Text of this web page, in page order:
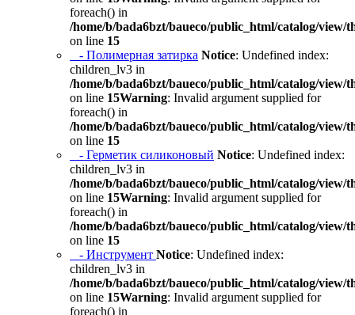
foreach() in
/home/b/bada6bzt/baueco/public_html/catalog/view/
on line 15
- Полимерная затирка Notice: Undefined index:
children_lv3 in
/home/b/bada6bzt/baueco/public_html/catalog/view/
on line 15Warning: Invalid argument supplied for
foreach() in
/home/b/bada6bzt/baueco/public_html/catalog/view/
on line 15
- Герметик силиконовый Notice: Undefined index:
children_lv3 in
/home/b/bada6bzt/baueco/public_html/catalog/view/
on line 15Warning: Invalid argument supplied for
foreach() in
/home/b/bada6bzt/baueco/public_html/catalog/view/
on line 15
- Инструмент Notice: Undefined index:
children_lv3 in
/home/b/bada6bzt/baueco/public_html/catalog/view/
on line 15Warning: Invalid argument supplied for
foreach() in